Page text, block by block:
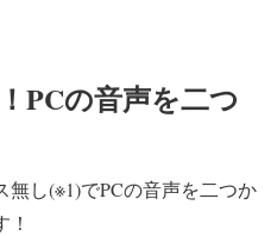
PCの音声を二つ
し(※1)でPCの音声を二つか